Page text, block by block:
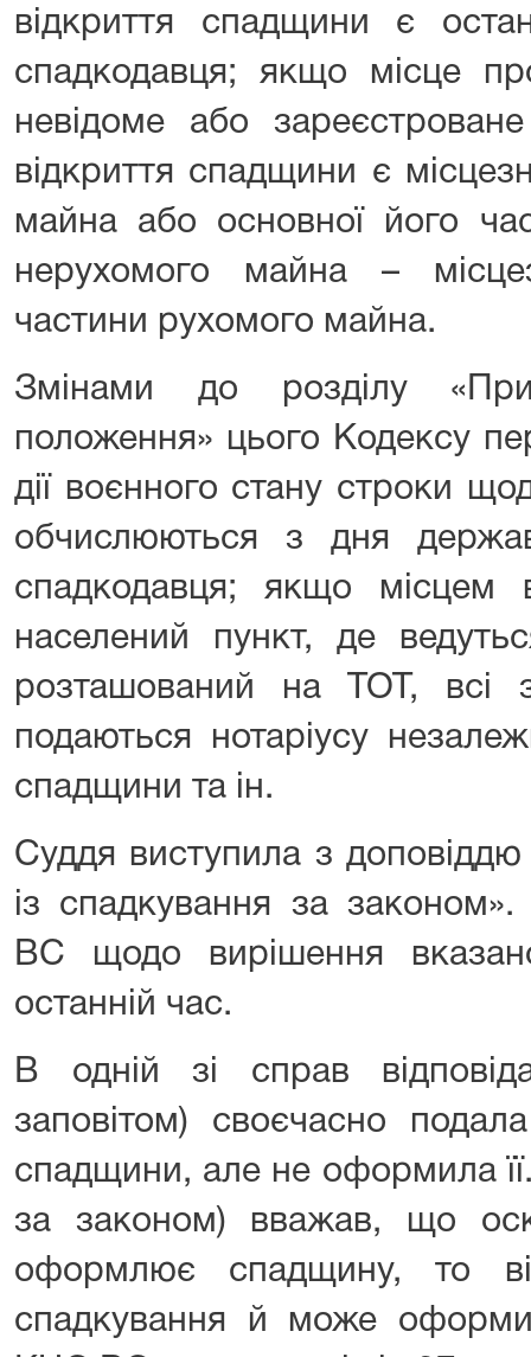
відкриття спадщини є
спадкодавця; якщо місце
невідоме або
відкриття спадщини є
майна або основної його
нерухомого майна –
частини рухомого майна.
Змінами до розділу
положення» цього Кодексу
дії воєнного стану строки
обчислюються з дня
спадкодавця; якщо місцем
населений пункт, де
розташований на ТОТ, всі
подаються нотаріусу
спадщини та ін.
Суддя виступила з
із спадкування за
ВС щодо вирішення
останній час.
В одній зі справ
заповітом) своєчасно
спадщини, але не оформила
за законом) вважав, що
оформлює спадщину, то
спадкування й може